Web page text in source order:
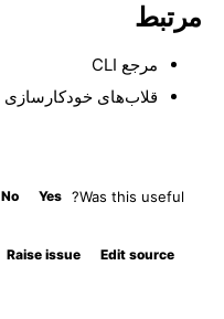
مرتبط
مرجع CLI
قلاب‌های خودکارسازی
Was this useful?
Yes
No
Edit source
Raise issue